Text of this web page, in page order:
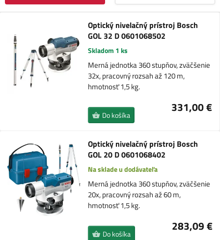
Optický nivelačný prístroj Bosch
GOL 32 D 0601068502
Skladom 1 ks
Merná jednotka 360 stupňov, zväčšenie
32x, pracovný rozsah až 120 m,
hmotnosť 1,5 kg.
331,00 €
Do košíka
Optický nivelačný prístroj Bosch
GOL 20 D 0601068402
Na sklade u dodávateľa
Merná jednotka 360 stupňov, zväčšenie
20x, pracovný rozsah až 60 m,
hmotnosť 1,5 kg.
283,09 €
Do košíka